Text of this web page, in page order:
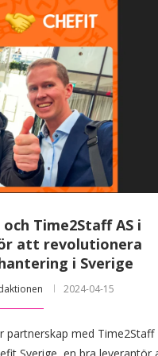
Time2Staff AS i
att revolutionera
i Sverige
2024-04-15
partnerskap med Time2Staff